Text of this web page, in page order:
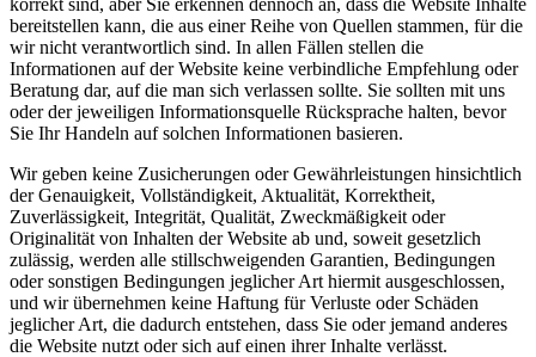
bereitstellen kann, die aus einer Reihe von Quellen stammen, für die
wir nicht verantwortlich sind. In allen Fällen stellen die
Informationen auf der Website keine verbindliche Empfehlung oder
Beratung dar, auf die man sich verlassen sollte. Sie sollten mit uns
oder der jeweiligen Informationsquelle Rücksprache halten, bevor
Sie Ihr Handeln auf solchen Informationen basieren.
Wir geben keine Zusicherungen oder Gewährleistungen hinsichtlich
der Genauigkeit, Vollständigkeit, Aktualität, Korrektheit,
Zuverlässigkeit, Integrität, Qualität, Zweckmäßigkeit oder
Originalität von Inhalten der Website ab und, soweit gesetzlich
zulässig, werden alle stillschweigenden Garantien, Bedingungen
oder sonstigen Bedingungen jeglicher Art hiermit ausgeschlossen,
und wir übernehmen keine Haftung für Verluste oder Schäden
jeglicher Art, die dadurch entstehen, dass Sie oder jemand anderes
die Website nutzt oder sich auf einen ihrer Inhalte verlässt.